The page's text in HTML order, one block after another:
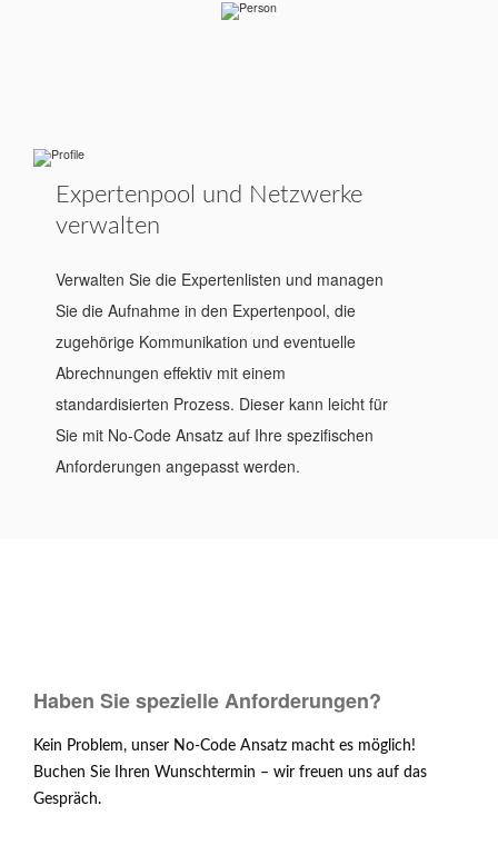
Expertenpool und Netzwerke
verwalten
Verwalten Sie die Expertenlisten und managen
Sie die Aufnahme in den Expertenpool, die
zugehörige Kommunikation und eventuelle
Abrechnungen effektiv mit einem
standardisierten Prozess. Dieser kann leicht für
Sie mit No-Code Ansatz auf Ihre spezifischen
Anforderungen angepasst werden.
Haben Sie spezielle Anforderungen?
Kein Problem, unser No-Code Ansatz macht es möglich!
Buchen Sie Ihren Wunschtermin – wir freuen uns auf das
Gespräch.